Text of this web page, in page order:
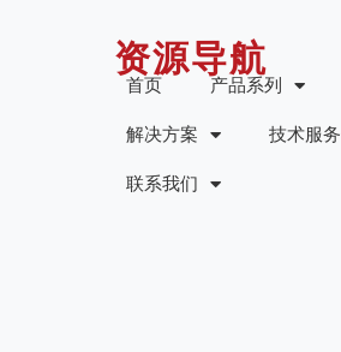
资源导航
首页 产品系列
解决方案 技术服务
联系我们